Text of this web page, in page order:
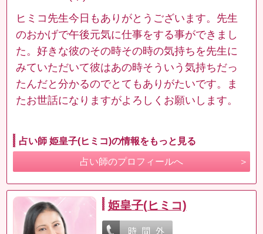
ヒミコ先生今日もありがとうございます。先生
のおかげで午後元気に仕事をする事ができまし
た。好きな彼のその時その時の気持ちを先生に
みていただいて彼はあの時そういう気持ちだっ
たんだと分かるのでとてもありがたいです。ま
たお世話になりますがよろしくお願いします。
占い師 姫皇子(ヒミコ)の情報をもっと見る
占い師のプロフィールへ
姫皇子(ヒミコ)